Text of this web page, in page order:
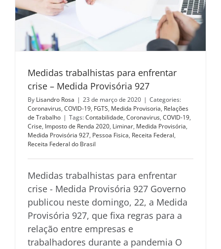
Medidas trabalhistas para enfrentar
crise – Medida Provisória 927
By Lisandro Rosa | 23 de março de 2020 | Categories:
Coronavirus, COVID-19, FGTS, Medida Provisoria, Relações
de Trabalho | Tags:Contabilidade, Coronavirus, COVID-19,
Crise, Imposto de Renda 2020, Liminar, Medida Provisória,
Medida Provisória 927, Pessoa Fisica, Receita Federal,
Receita Federal do Brasil
Medidas trabalhistas para enfrentar
crise - Medida Provisória 927 Governo
publicou neste domingo, 22, a Medida
Provisória 927, que fixa regras para a
relação entre empresas e
trabalhadores durante a pandemia O